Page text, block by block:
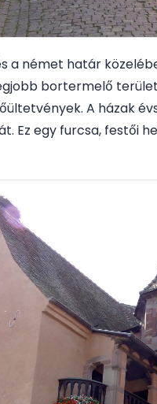
a német határ
bortermelő
A házak
Ez egy furcsa, festői